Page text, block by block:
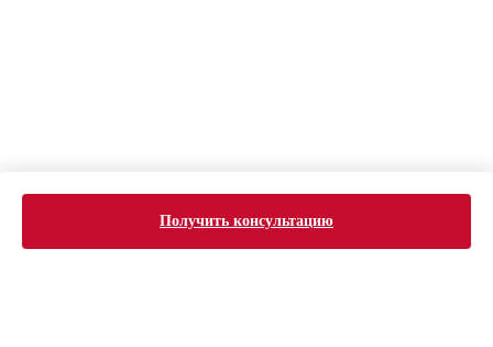
Получить консультацию